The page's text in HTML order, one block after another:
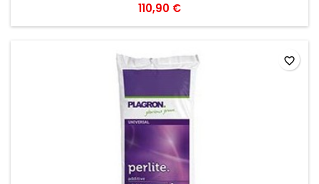
110,90 €
favorite_border